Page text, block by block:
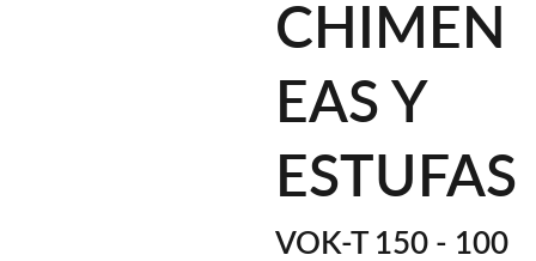
CHIMEN
EAS Y
ESTUFAS
VOK-T 150 - 100